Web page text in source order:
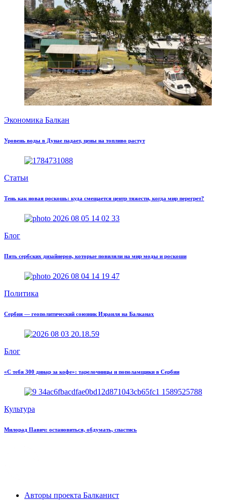
Экономика Балкан
Уровень воды в Дунае падает, цены на топливо растут
Статьи
Тень как новая роскошь: куда смещается центр тяжести, когда мир перегрет?
Блог
Пять сербских дизайнеров, которые повиляли на мир моды и роскоши
Политика
Сербия — геополитический союзник Израиля на Балканах
Блог
«С тебя 300 динар за кофе»: тарелочницы и пополамщики в Сербии
Культура
Милорад Павич: остановиться, обдумать, спастись
Авторы проекта Балканист